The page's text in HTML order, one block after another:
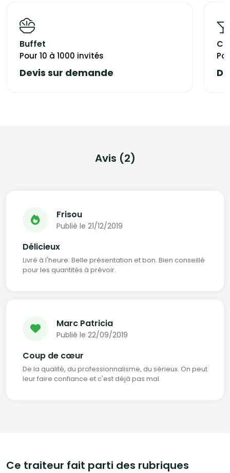
Buffet
Pour 10 à 1000 invités
Devis sur demande
Avis (2)
Frisou
Publié le 21/12/2019
Délicieux
Livré à l'heure. Belle présentation et bon. Bien conseillé
pour les quantités à prévoir.
Marc Patricia
Publié le 22/09/2019
Coup de cœur
De la qualité, du professionnalisme, du sérieux. On peut
leur faire confiance et c'est déjà pas mal.
Ce traiteur fait parti des rubriques